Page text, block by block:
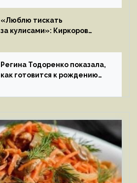
«Люблю тискать
за кулисами»: Киркоров
к молодой особе
Регина Тодоренко показала,
как готовится к рождению